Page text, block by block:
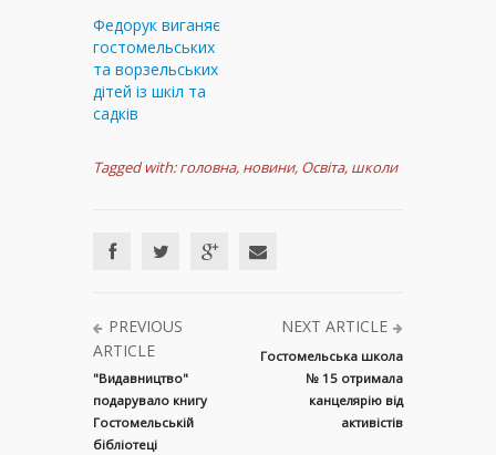
Федорук виганяє
гостомельських
та ворзельських
дітей із шкіл та
садків
Tagged with: головна, новини, Освіта, школи
PREVIOUS
ARTICLE
"Видавництво"
подарувало книгу
Гостомельській
бібліотеці
NEXT ARTICLE
Гостомельська школа
№ 15 отримала
канцелярію від
активістів